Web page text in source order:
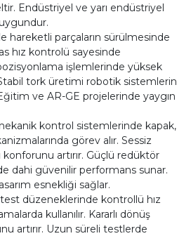
Endüstriyel ve yarı endüstriyel
hareketli parçaların sürülmesinde
hız kontrolü sayesinde
işlemlerinde yüksek
tork üretimi robotik sistemlerin
ve AR-GE projelerinde yaygın
kontrol sistemlerinde kapak,
görev alır. Sessiz
konforunu artırır. Güçlü redüktör
dahi güvenilir performans sunar.
esnekliği sağlar.
düzeneklerinde kontrollü hız
kullanılır. Kararlı dönüş
artırır. Uzun süreli testlerde